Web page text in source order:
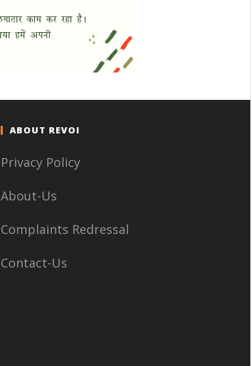
ABOUT REVOI
Privacy Policy
About-Us
Complaints Redressal
Contact-Us